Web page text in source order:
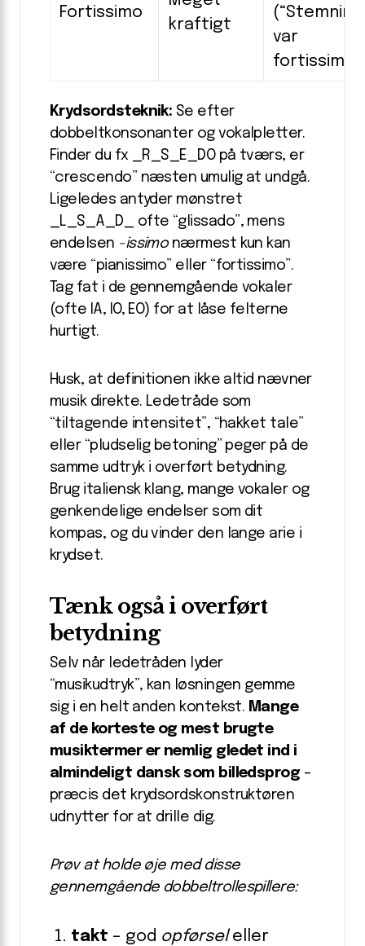
Fortissimo
kraftigt
var
Krydsordsteknik: Se efter
dobbeltkonsonanter og vokalpletter.
Finder du fx _R_S_E_DO på tværs, er
“crescendo” næsten umulig at undgå.
Ligeledes antyder mønstret
_L_S_A_D_ ofte “glissado”, mens
endelsen -issimonærmest kun kan
være “pianissimo” eller “fortissimo”.
Tag fat i de gennemgående vokaler
(ofte IA, IO, EO) for at låse felterne
hurtigt.
Husk, at definitionen ikke altid nævner
musik direkte. Ledetråde som
“tiltagende intensitet”, “hakket tale”
eller “pludselig betoning” peger på de
samme udtryk i overført betydning.
Brug italiensk klang, mange vokaler og
genkendelige endelser som dit
kompas, og du vinder den lange arie i
krydset.
Tænk også i overført
betydning
Selv når ledetråden lyder
“musikudtryk”, kan løsningen gemme
sig i en helt anden kontekst. Mange
af de korteste og mest brugte
musiktermer er nemlig gledet ind i
almindeligt dansk som billedsprog–
præcis det krydsordskonstruktøren
udnytter for at drille dig.
Prøv at holde øje med disse
gennemgående dobbeltrollespillere:
takt – god opførseleller